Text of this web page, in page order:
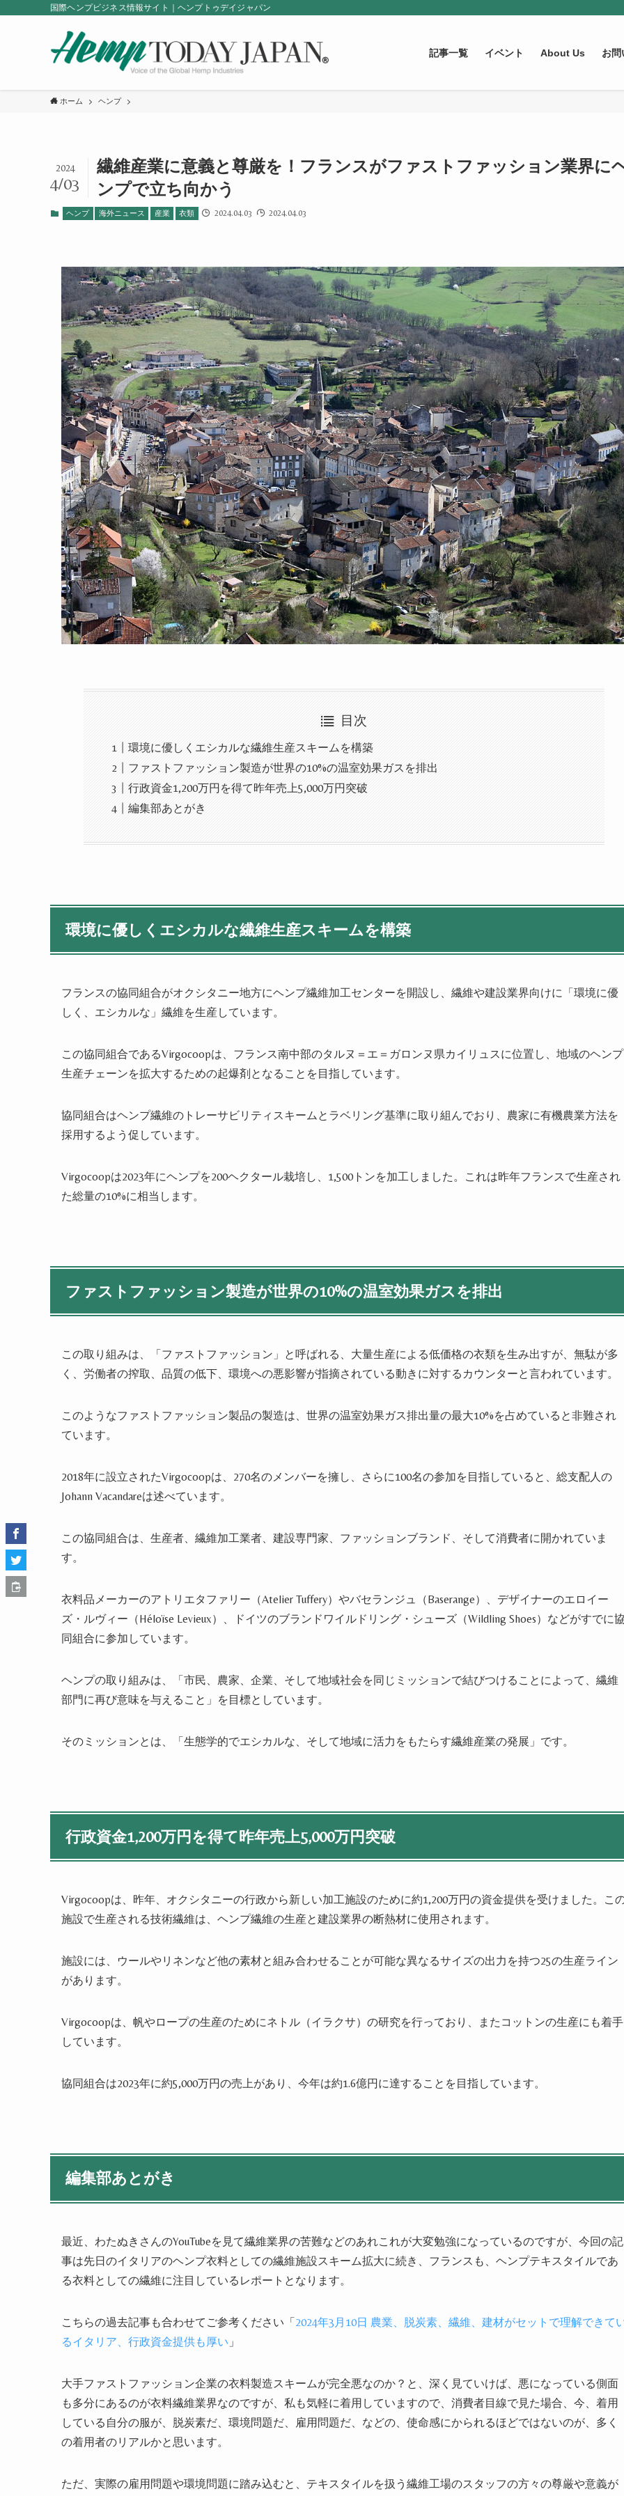
国際ヘンプビジネス情報サイト｜ヘンプトゥデイジャパン
記事一覧 イベント About Us お問
ホーム ヘンプ
繊維産業に意義と尊厳を！フランスがファストファッション業界に
ンプで立ち向かう
2024
4/03
ヘンプ 海外ニュース 産業 衣類 2024.04.03 2024.04.03
目次
環境に優しくエシカルな繊維生産スキームを構築
ファストファッション製造が世界の10%の温室効果ガスを排出
行政資金1,200万円を得て昨年売上5,000万円突破
編集部あとがき
環境に優しくエシカルな繊維生産スキームを構築
フランスの協同組合がオクシタニー地方にヘンプ繊維加工センターを開設し、繊維や建設業界向けに「環境に優
しく、エシカルな」繊維を生産しています。
この協同組合であるVirgocoopは、フランス南中部のタルヌ＝エ＝ガロンヌ県カイリュスに位置し、地域のヘンプ
生産チェーンを拡大するための起爆剤となることを目指しています。
協同組合はヘンプ繊維のトレーサビリティスキームとラベリング基準に取り組んでおり、農家に有機農業方法を
採用するよう促しています。
Virgocoopは2023年にヘンプを200ヘクタール栽培し、1,500トンを加工しました。これは昨年フランスで生産され
た総量の10%に相当します。
ファストファッション製造が世界の10%の温室効果ガスを排出
この取り組みは、「ファストファッション」と呼ばれる、大量生産による低価格の衣類を生み出すが、無駄が多
く、労働者の搾取、品質の低下、環境への悪影響が指摘されている動きに対するカウンターと言われています。
このようなファストファッション製品の製造は、世界の温室効果ガス排出量の最大10%を占めていると非難され
ています。
2018年に設立されたVirgocoopは、270名のメンバーを擁し、さらに100名の参加を目指していると、総支配人の
Johann Vacandareは述べています。
この協同組合は、生産者、繊維加工業者、建設専門家、ファッションブランド、そして消費者に開かれていま
す。
衣料品メーカーのアトリエタファリー（Atelier Tuffery）やバセランジュ（Baserange）、デザイナーのエロイー
ズ・ルヴィー（Héloïse Levieux）、ドイツのブランドワイルドリング・シューズ（Wildling Shoes）などがすでに
同組合に参加しています。
ヘンプの取り組みは、「市民、農家、企業、そして地域社会を同じミッションで結びつけることによって、繊維
部門に再び意味を与えること」を目標としています。
そのミッションとは、「生態学的でエシカルな、そして地域に活力をもたらす繊維産業の発展」です。
行政資金1,200万円を得て昨年売上5,000万円突破
Virgocoopは、昨年、オクシタニーの行政から新しい加工施設のために約1,200万円の資金提供を受けました。こ
施設で生産される技術繊維は、ヘンプ繊維の生産と建設業界の断熱材に使用されます。
施設には、ウールやリネンなど他の素材と組み合わせることが可能な異なるサイズの出力を持つ25の生産ライン
があります。
Virgocoopは、帆やロープの生産のためにネトル（イラクサ）の研究を行っており、またコットンの生産にも着手
しています。
協同組合は2023年に約5,000万円の売上があり、今年は約1.6億円に達することを目指しています。
編集部あとがき
最近、わたぬきさんのYouTubeを見て繊維業界の苦難などのあれこれが大変勉強になっているのですが、今回の記
事は先日のイタリアのヘンプ衣料としての繊維施設スキーム拡大に続き、フランスも、ヘンプテキスタイルであ
る衣料としての繊維に注目しているレポートとなります。
こちらの過去記事も合わせてご参考ください「2024年3月10日 農業、脱炭素、繊維、建材がセットで理解できて
るイタリア、行政資金提供も厚い 」
大手ファストファッション企業の衣料製造スキームが完全悪なのか？と、深く見ていけば、悪になっている側面
も多分にあるのが衣料繊維業界なのですが、私も気軽に着用していますので、消費者目線で見た場合、今、着用
している自分の服が、脱炭素だ、環境問題だ、雇用問題だ、などの、使命感にかられるほどではないのが、多く
の着用者のリアルかと思います。
ただ、実際の雇用問題や環境問題に踏み込むと、テキスタイルを扱う繊維工場のスタッフの方々の尊厳や意義が